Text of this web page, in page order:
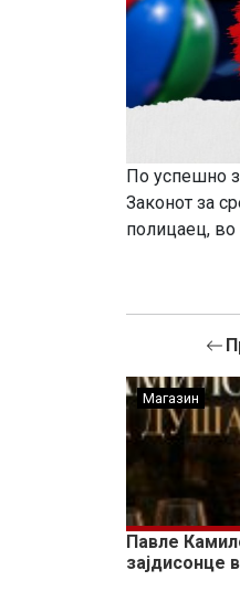
По успешно
Законот за
полицаец, во
Магазин
Павле
зајдисонце